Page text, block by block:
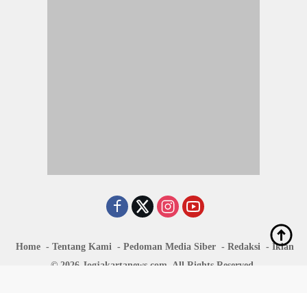
Home Tentang Kami Pedoman Media Siber Redaksi
Iklan
© 2026 Jogjakartanews.com. All Rights Reserved.